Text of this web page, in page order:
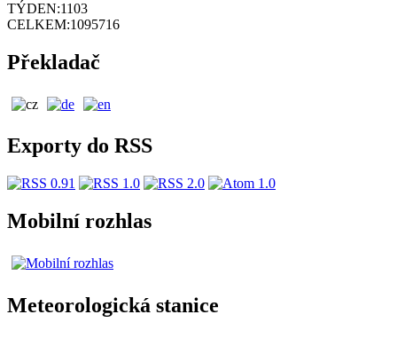
TÝDEN:1103
CELKEM:1095716
Překladač
Exporty do RSS
Mobilní rozhlas
Meteorologická stanice